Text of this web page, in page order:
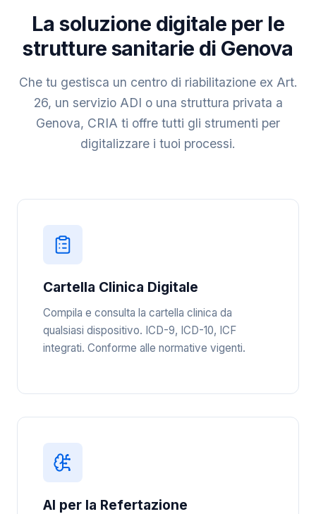
La soluzione digitale per le
strutture sanitarie di Genova
Che tu gestisca un centro di riabilitazione ex Art.
26, un servizio ADI o una struttura privata a
Genova, CRIA ti offre tutti gli strumenti per
digitalizzare i tuoi processi.
Cartella Clinica Digitale
Compila e consulta la cartella clinica da
qualsiasi dispositivo. ICD-9, ICD-10, ICF
integrati. Conforme alle normative vigenti.
AI per la Refertazione